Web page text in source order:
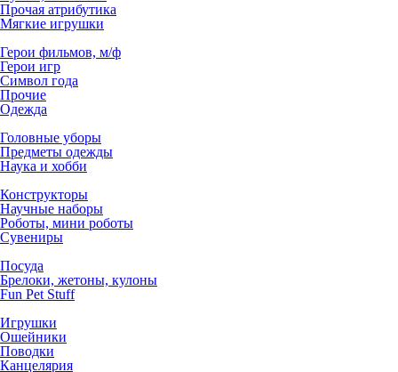
Прочая атрибутика
Мягкие игрушки
Герои фильмов, м/ф
Герои игр
Символ года
Прочие
Одежда
Головные уборы
Предметы одежды
Наука и хобби
Конструкторы
Научные наборы
Роботы, мини роботы
Сувениры
Посуда
Брелоки, жетоны, кулоны
Fun Pet Stuff
Игрушки
Ошейники
Поводки
Канцелярия